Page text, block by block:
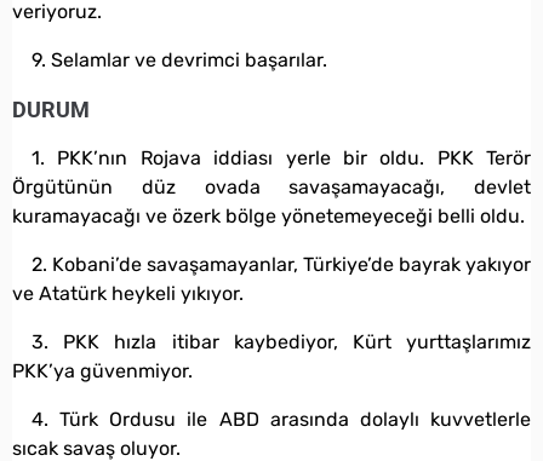
veriyoruz.
9. Selamlar ve devrimci başarılar.
DURUM
1. PKK’nın Rojava iddiası yerle bir oldu. PKK Terör
Örgütünün düz ovada savaşamayacağı, devlet
kuramayacağı ve özerk bölge yönetemeyeceği belli oldu.
2. Kobani’de savaşamayanlar, Türkiye’de bayrak yakıyor
ve Atatürk heykeli yıkıyor.
3. PKK hızla itibar kaybediyor, Kürt yurttaşlarımız
PKK’ya güvenmiyor.
4. Türk Ordusu ile ABD arasında dolaylı kuvvetlerle
sıcak savaş oluyor.